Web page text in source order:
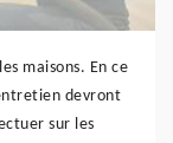
maisons. En ce
devront
sur les